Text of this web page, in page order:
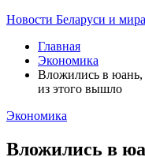
Новости Беларуси и мира
Главная
Экономика
Вложились в юань,
из этого вышло
Экономика
Вложились в